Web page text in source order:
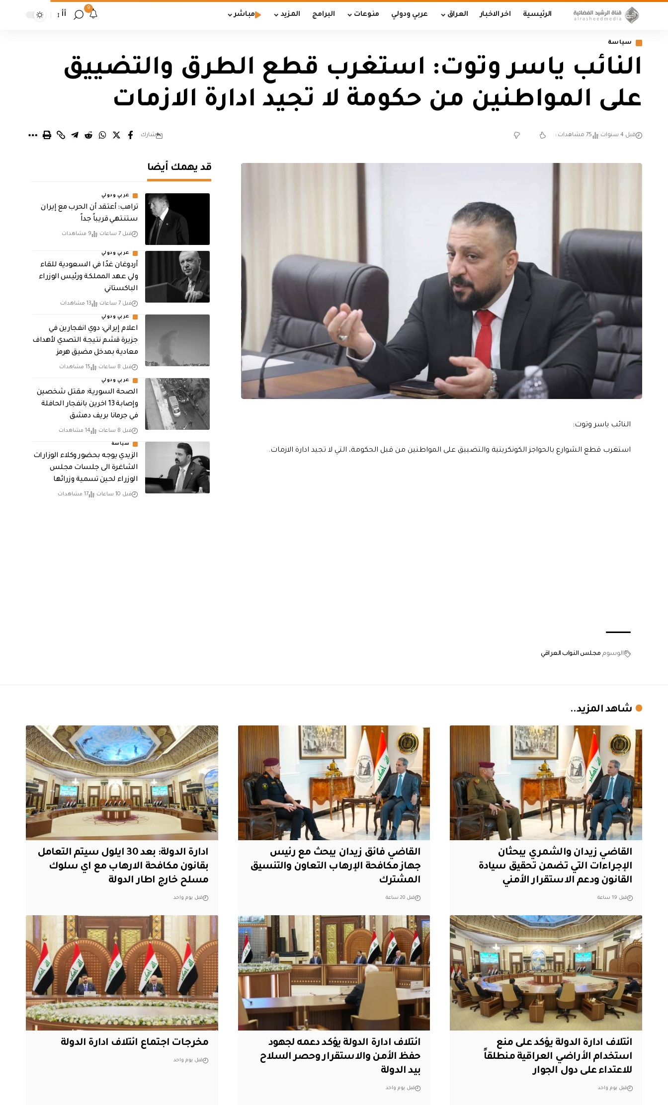
الرئيسية اخر الاخبار العراق عربي ودولي منوعات البرامج المزيد مباشر
9
أأ
سياسة
النائب ياسر وتوت: استغرب قطع الطرق والتضييق
على المواطنين من حكومة لا تجيد ادارة الازمات
قبل 4 سنوات 75 مشاهدات شارك
النائب ياسر وتوت:
استغرب قطع الشوارع بالحواجز الكونكريتية والتضييق على المواطنين من قبل الحكومة، التي لا تجيد ادارة الازمات.
الوسوم مجلس النواب العراقي
قد يهمك أيضا
عربي ودولي
‏ترامب: أعتقد أن الحرب مع إيران
ستنتهي قريباً جداً
قبل 7 ساعات 9 مشاهدات
عربي ودولي
أردوغان غدًا في السعودية للقاء
ولي عهد المملكة ورئيس الوزراء
الباكستاني
قبل 7 ساعات 13 مشاهدات
عربي ودولي
اعلام إيراني: دوي انفجارين في
جزيرة قشم نتيجة التصدي لأهداف
معادية بمدخل مضيق هرمز
قبل 8 ساعات 15 مشاهدات
عربي ودولي
الصحة السورية: مقتل شخصين
وإصابة 13 اخرين بانفجار الحافلة
في جرمانا بريف دمشق
قبل 8 ساعات 14 مشاهدات
سياسة
الزيدي يوجه بحضور وكلاء الوزارات
الشاغرة الى جلسات مجلس
الوزراء لحين تسمية وزرائها
قبل 10 ساعات 17 مشاهدات
شاهد المزيد..
القاضي زيدان والشمري يبحثان
الإجراءات التي تضمن تحقيق سيادة
القانون ودعم الاستقرار الأمني
قبل 19 ساعة
القاضي فائق زيدان يبحث مع رئيس
جهاز مكافحة الإرهاب التعاون والتنسيق
المشترك
قبل 20 ساعة
ادارة الدولة: بعد 30 ايلول سيتم التعامل
بقانون مكافحة الارهاب مع اي سلوك
مسلح خارج اطار الدولة
قبل يوم واحد
ائتلاف ادارة الدولة يؤكد على منع
استخدام الأراضي العراقية منطلقاً
للاعتداء على دول الجوار
قبل يوم واحد
ائتلاف ادارة الدولة يؤكد دعمه لجهود
حفظ الأمن والاستقرار وحصر السلاح
بيد الدولة
قبل يوم واحد
مخرجات اجتماع ائتلاف ادارة الدولة
قبل يوم واحد